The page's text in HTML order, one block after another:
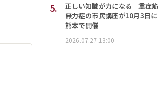
5.
正しい知識が力になる 重症筋
無力症の市民講座が10月3日に
熊本で開催
2026.07.27 13:00